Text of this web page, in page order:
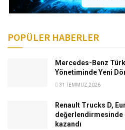
POPÜLER HABERLER
Mercedes-Benz
Yönetiminde Yeni
31 TEMMUZ 2026
Renault Trucks D,
değerlendirmesinde
kazandı